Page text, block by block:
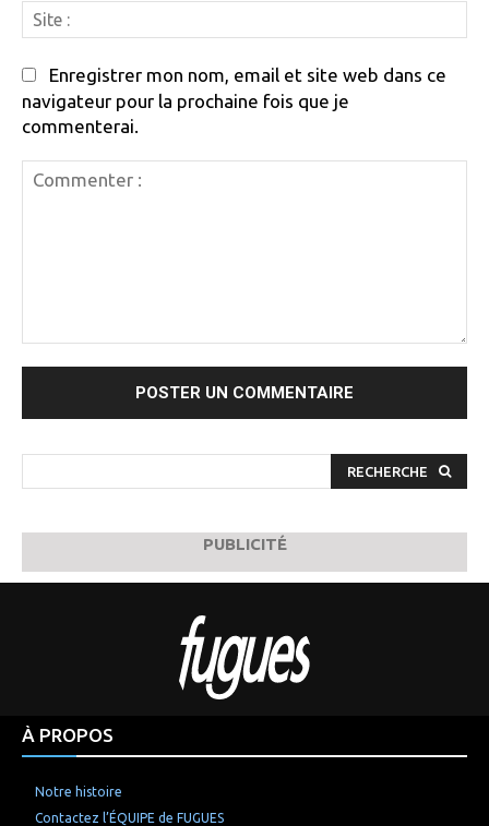
:
Enregistrer mon nom, email et site web dans ce
navigateur pour la prochaine fois que je
commenterai.
RECHERCHE
PUBLICITÉ
À PROPOS
Notre histoire
Contactez l’ÉQUIPE de FUGUES